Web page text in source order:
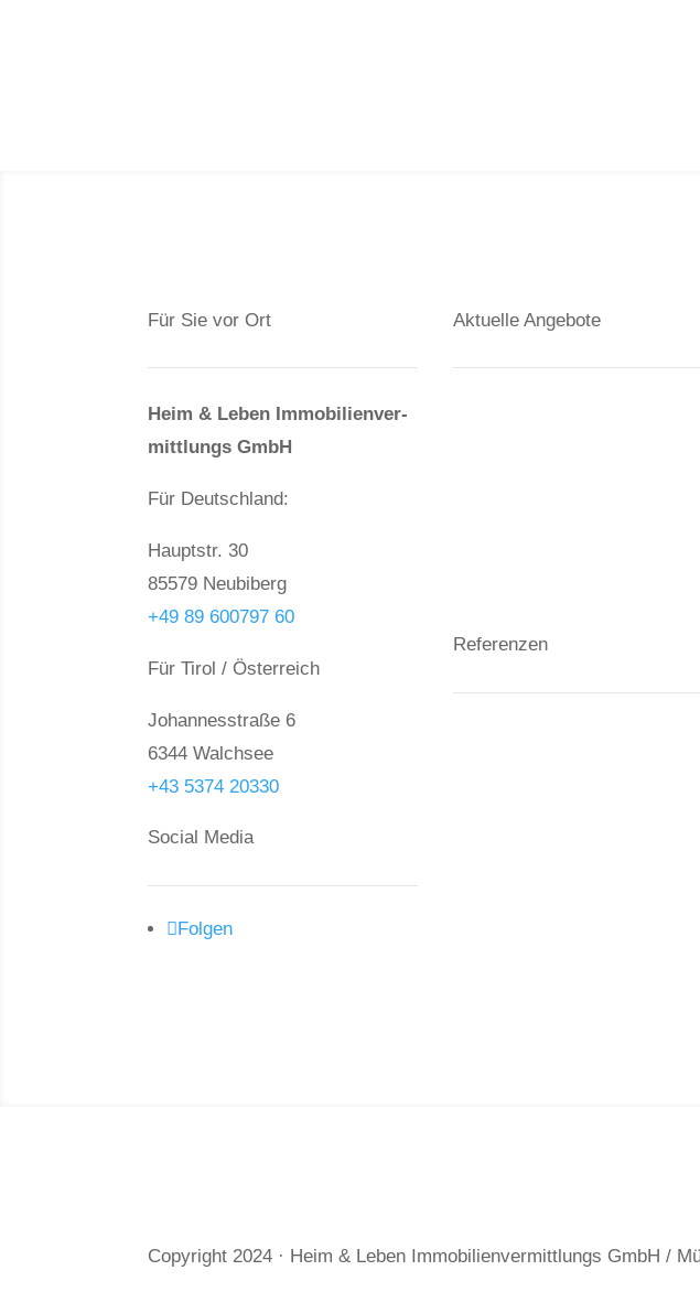
Für Sie vor Ort
Heim & Leben Immo­bilien­ver­
mittlungs GmbH
Für Deutschland:
Hauptstr. 30
85579 Neubiberg
+49 89 600797 60
Für Tirol / Österreich
Johannesstraße 6
6344 Walchsee
+43 5374 20330
Social Media
Folgen
Aktuelle Angebote
Referenzen
Copyright 2024 · Heim & Leben Immo­bilien­ver­mittlungs GmbH /